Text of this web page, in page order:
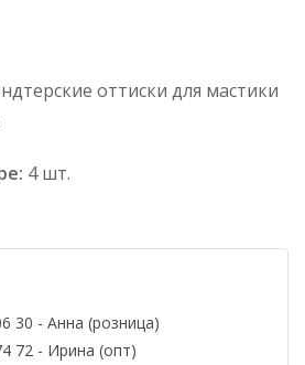
оттиски для мастики
4 шт.
30 - Анна (розница)
72 - Ирина (опт)